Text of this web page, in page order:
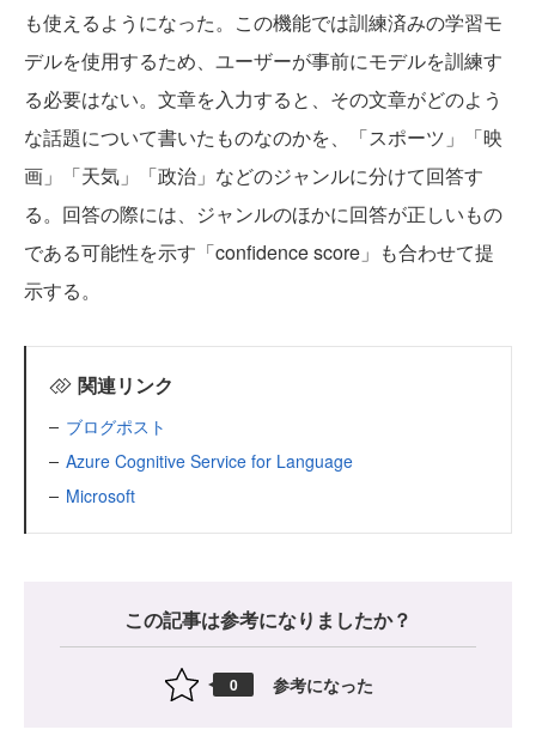
も使えるようになった。この機能では訓練済みの学習モ
デルを使用するため、ユーザーが事前にモデルを訓練す
る必要はない。文章を入力すると、その文章がどのよう
な話題について書いたものなのかを、「スポーツ」「映
画」「天気」「政治」などのジャンルに分けて回答す
る。回答の際には、ジャンルのほかに回答が正しいもの
である可能性を示す「confidence score」も合わせて提
示する。
関連リンク
ブログポスト
Azure Cognitive Service for Language
Microsoft
この記事は参考になりましたか？
0 参考になった